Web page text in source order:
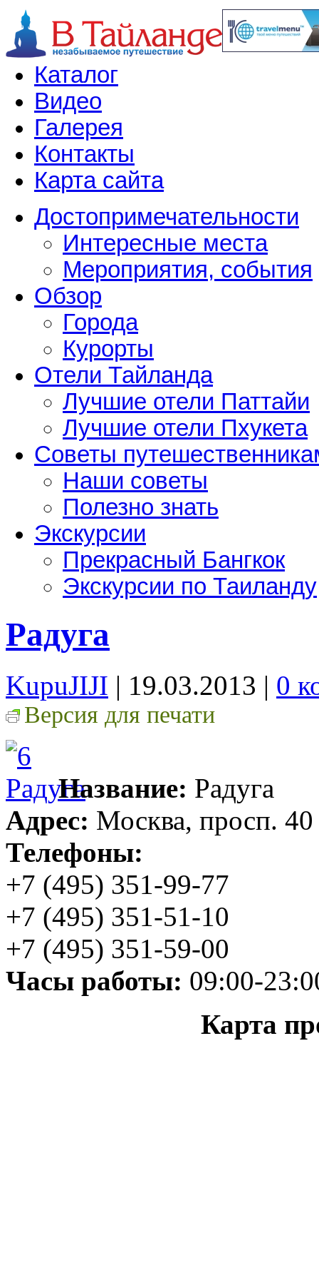
Каталог
Видео
Галерея
Контакты
Карта сайта
Достопримечательности
Интересные места
Мероприятия, события
Обзор
Города
Курорты
Отели Тайланда
Лучшие отели Паттайи
Лучшие отели Пхукета
Советы
Наши советы
Полезно знать
Экскурсии
Прекрасный Бангкок
Экскурсии по Таиланду
Радуга
KupuJIJI | 19.03.2013 | 0
Версия для печати
Название: Радуга
Адрес: Москва, просп. 40
Телефоны:
+7 (495) 351-99-77
+7 (495) 351-51-10
+7 (495) 351-59-00
Часы работы: 09:00-
Карта